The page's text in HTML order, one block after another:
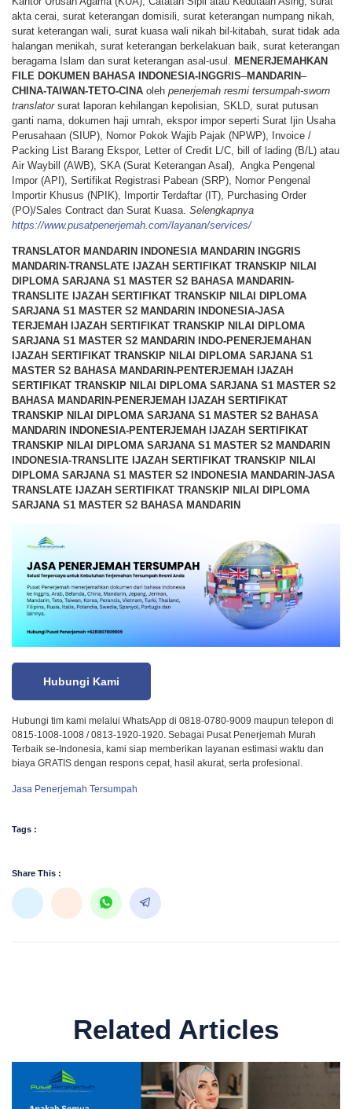
akta cerai, surat keterangan domisili, surat keterangan numpang nikah,
surat keterangan wali, surat kuasa wali nikah bil-kitabah, surat tidak ada
halangan menikah, surat keterangan berkelakuan baik, surat keterangan
beragama Islam dan surat keterangan asal-usul. MENERJEMAHKAN
FILE DOKUMEN BAHASA INDONESIA-INGGRIS–MANDARIN–
CHINA-TAIWAN-TETO-CINA oleh penerjemah resmi tersumpah-sworn
translatorsurat laporan kehilangan kepolisian, SKLD, surat putusan
ganti nama, dokumen haji umrah, ekspor impor seperti Surat Ijin Usaha
Perusahaan (SIUP), Nomor Pokok Wajib Pajak (NPWP), Invoice /
Packing List Barang Ekspor, Letter of Credit L/C, bill of lading (B/L) atau
Air Waybill (AWB), SKA (Surat Keterangan Asal), Angka Pengenal
Impor (API), Sertifikat Registrasi Pabean (SRP), Nomor Pengenal
Importir Khusus (NPIK), Importir Terdaftar (IT), Purchasing Order
(PO)/Sales Contract dan Surat Kuasa. Selengkapnya
https://www.pusatpenerjemah.com/layanan/services/
TRANSLATOR MANDARIN INDONESIA MANDARIN INGGRIS
MANDARIN-TRANSLATE IJAZAH SERTIFIKAT TRANSKIP NILAI
DIPLOMA SARJANA S1 MASTER S2 BAHASA MANDARIN-
TRANSLITE IJAZAH SERTIFIKAT TRANSKIP NILAI DIPLOMA
SARJANA S1 MASTER S2 MANDARIN INDONESIA-JASA
TERJEMAH IJAZAH SERTIFIKAT TRANSKIP NILAI DIPLOMA
SARJANA S1 MASTER S2 MANDARIN INDO-PENERJEMAHAN
IJAZAH SERTIFIKAT TRANSKIP NILAI DIPLOMA SARJANA S1
MASTER S2 BAHASA MANDARIN-PENTERJEMAH IJAZAH
SERTIFIKAT TRANSKIP NILAI DIPLOMA SARJANA S1 MASTER S2
BAHASA MANDARIN-PENERJEMAH IJAZAH SERTIFIKAT
TRANSKIP NILAI DIPLOMA SARJANA S1 MASTER S2 BAHASA
MANDARIN INDONESIA-PENTERJEMAH IJAZAH SERTIFIKAT
TRANSKIP NILAI DIPLOMA SARJANA S1 MASTER S2 MANDARIN
INDONESIA-TRANSLITE IJAZAH SERTIFIKAT TRANSKIP NILAI
DIPLOMA SARJANA S1 MASTER S2 INDONESIA MANDARIN-JASA
TRANSLATE IJAZAH SERTIFIKAT TRANSKIP NILAI DIPLOMA
SARJANA S1 MASTER S2 BAHASA MANDARIN
Hubungi Kami
Hubungi tim kami melalui WhatsApp di 0818-0780-9009 maupun telepon di
0815-1008-1008 / 0813-1920-1920. Sebagai Pusat Penerjemah Murah
Terbaik se-Indonesia, kami siap memberikan layanan estimasi waktu dan
biaya GRATIS dengan respons cepat, hasil akurat, serta profesional.
Jasa Penerjemah Tersumpah
Tags :
Share This :
Related Articles